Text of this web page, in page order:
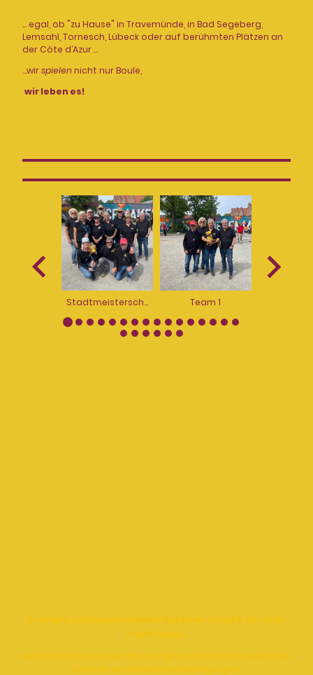
... egal, ob "zu Hause" in Travemünde, in Bad Segeberg,
Lemsahl, Tornesch, Lübeck oder auf berühmten Plätzen an
der Côte d’Azur ...
...wirspielennicht nur Boule,
wir leben es!
Stadtmeisterschaft 2025 Team 1
In einem professionelleren Rahmen macht es noch
mehr Spass
Mit Unterstützung der LTM und der Kurbetriebe Travemünde
konnten wir die Rahmenbedingungen